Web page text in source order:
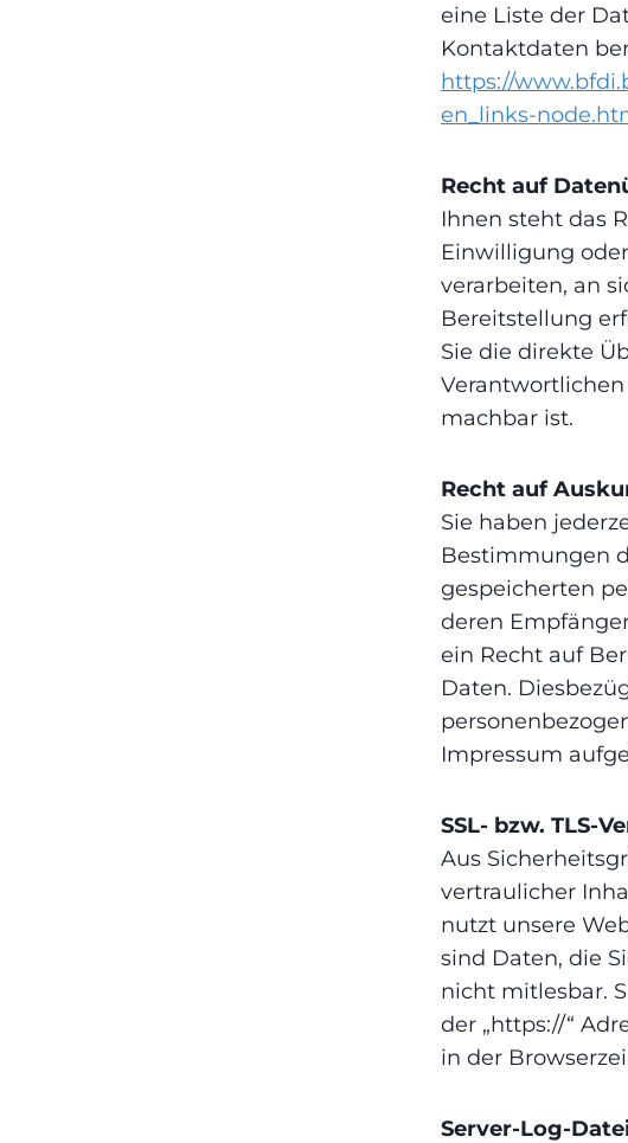
eine Liste der
Kontaktdaten
https://
en_links-
Recht auf
Ihnen steht das
Einwilligung
verarbeiten, an
Bereitstellung
Sie die direkte
machbar ist.
Recht auf
Sie haben
Bestimmungen
gespeicherten
deren
ein Recht auf
Daten.
Impressum
SSL- bzw. TLS-
Aus
vertraulicher
nutzt unsere
sind Daten, die
nicht mitlesbar.
der „https://“
in der
Server-Log-